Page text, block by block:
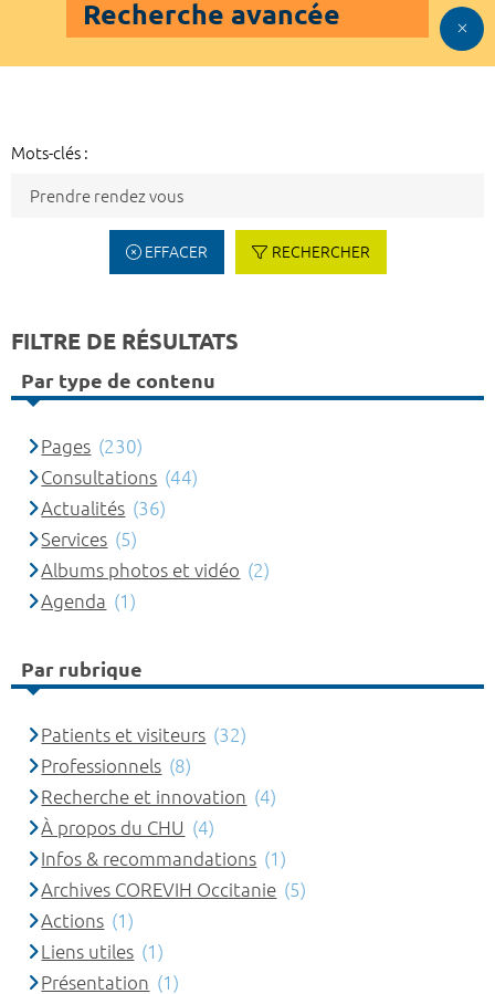
Recherche avancée
Mots-clés :
EFFACER RECHERCHER
FILTRE DE RÉSULTATS
Par type de contenu
Pages (230)
Consultations (44)
Actualités (36)
Services (5)
Albums photos et vidéo (2)
Agenda (1)
Par rubrique
Patients et visiteurs (32)
Professionnels (8)
Recherche et innovation (4)
À propos du CHU (4)
Infos & recommandations (1)
Archives COREVIH Occitanie (5)
Actions (1)
Liens utiles (1)
Présentation (1)